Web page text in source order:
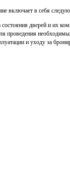
включает в себя
дверей и их
проведения
и уходу за